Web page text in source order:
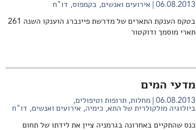
06.08.2013 אירועים ואנשים בקמפוס דו"ח
בטקס הענקת התארים של מדרשת פיינברג הוענקו השנה 261
תארי מוסמך ודוקטור
מדעי המים
06.08.2013
מחלות, תרופות וטיפולים
ביולוגיה מולקולרית של התא כימיה אירועים ואנשים דו"ח
כנס שהתקיים באחרונה בגרמניה ציין את לידתו של תחום